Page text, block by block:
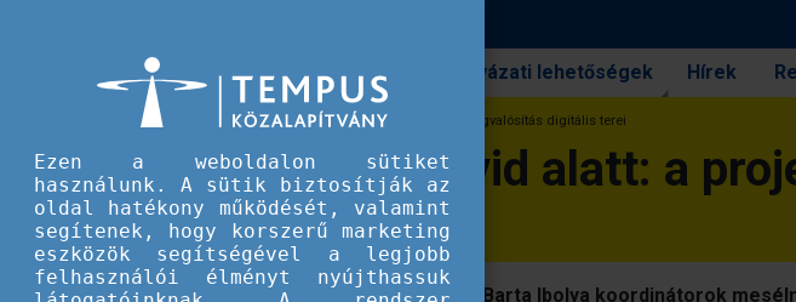
Pályázati lehetőségek Hírek
Erasmus+ a Covid alatt: a projektmegvalósítás digitális terei
Erasmus+ a Covid alatt: a
Leirerné Katona Ágnes és Seressné Barta Ibolya koordinátorok
Ezen a weboldalon sütiket
használunk. A sütik biztosítják az
oldal hatékony működését, valamint
segítenek, hogy korszerű marketing
eszközök segítségével a legjobb
felhasználói élményt nyújthassuk